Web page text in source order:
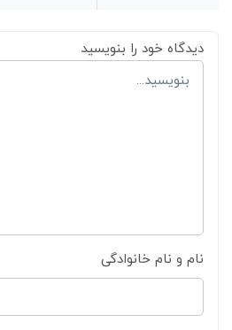
دیدگاه خود را بنویسید
نام و نام خانوادگی